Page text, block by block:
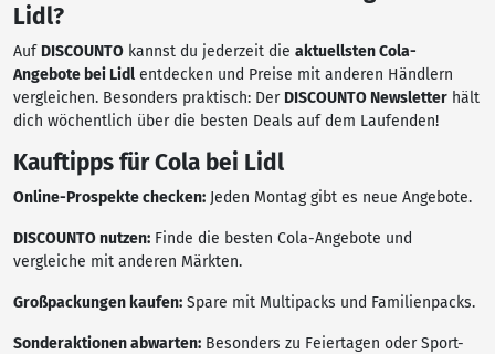
Lidl?
Auf DISCOUNTO kannst du jederzeit die aktuellsten Cola-
Angebote bei Lidl entdecken und Preise mit anderen Händlern
vergleichen. Besonders praktisch: Der DISCOUNTO Newsletter hält
dich wöchentlich über die besten Deals auf dem Laufenden!
Kauftipps für Cola bei Lidl
Online-Prospekte checken: Jeden Montag gibt es neue Angebote.
DISCOUNTO nutzen: Finde die besten Cola-Angebote und
vergleiche mit anderen Märkten.
Großpackungen kaufen: Spare mit Multipacks und Familienpacks.
Sonderaktionen abwarten: Besonders zu Feiertagen oder Sport-